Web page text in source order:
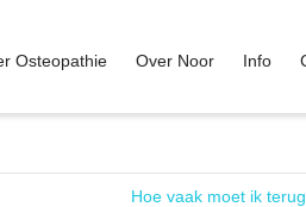
Osteopathie Over Noor Info
Hoe vaak moet ik